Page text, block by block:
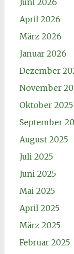
Juni 2026
April 2026
März 2026
Januar 2026
Dezember
November
Oktober 2025
September
August 2025
Juli 2025
Juni 2025
Mai 2025
April 2025
März 2025
Februar 2025